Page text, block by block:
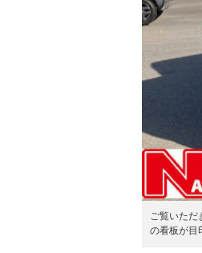
ご覧いただ
の看板が目